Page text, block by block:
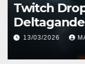
Twitch
Belöningar
13/03/2026